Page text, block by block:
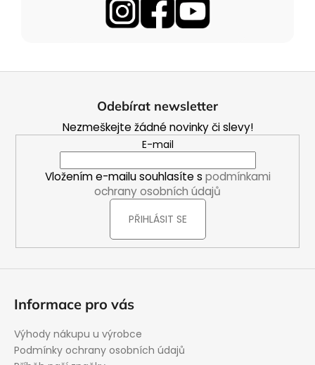
k
y
u
Odebírat newsletter
Nezmeškejte žádné novinky či slevy!
E-mail
Vložením e-mailu souhlasíte s podmínkami
ochrany osobních údajů
PŘIHLÁSIT SE
Informace pro vás
Výhody nákupu u výrobce
Podmínky ochrany osobních údajů